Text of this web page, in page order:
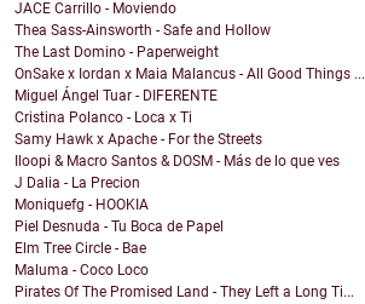
JACE Carrillo - Moviendo
Thea Sass-Ainsworth - Safe and Hollow
The Last Domino - Paperweight
OnSake x Iordan x Maia Malancus - All Good Things ...
Miguel Ángel Tuar - DIFERENTE
Cristina Polanco - Loca x Ti
Samy Hawk x Apache - For the Streets
Iloopi & Macro Santos & DOSM - Más de lo que ves
J Dalia - La Precion
Moniquefg - HOOKIA
Piel Desnuda - Tu Boca de Papel
Elm Tree Circle - Bae
Maluma - Coco Loco
Pirates Of The Promised Land - They Left a Long Ti...